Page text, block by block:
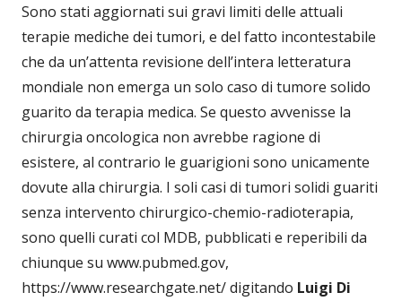
Sono stati aggiornati sui gravi limiti delle attuali
terapie mediche dei tumori, e del fatto incontestabile
che da un’attenta revisione dell’intera letteratura
mondiale non emerga un solo caso di tumore solido
guarito da terapia medica. Se questo avvenisse la
chirurgia oncologica non avrebbe ragione di
esistere, al contrario le guarigioni sono unicamente
dovute alla chirurgia. I soli casi di tumori solidi guariti
senza intervento chirurgico-chemio-radioterapia,
sono quelli curati col MDB, pubblicati e reperibili da
chiunque su www.pubmed.gov,
https://www.researchgate.net/ digitando Luigi Di